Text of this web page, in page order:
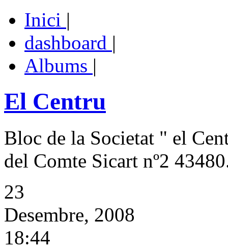
Inici |
dashboard |
Albums |
El Centru
Bloc de la Societat " el
del Comte Sicart nº2
23
Desembre, 2008
18:44